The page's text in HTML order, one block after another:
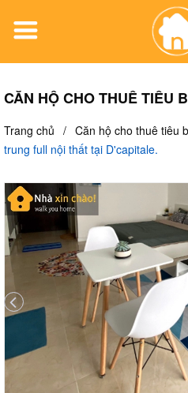
CĂN HỘ CHO THUÊ TIÊU
Trang chủ / Căn hộ cho thuê tiêu
trung full nội thất tại D'capitale.